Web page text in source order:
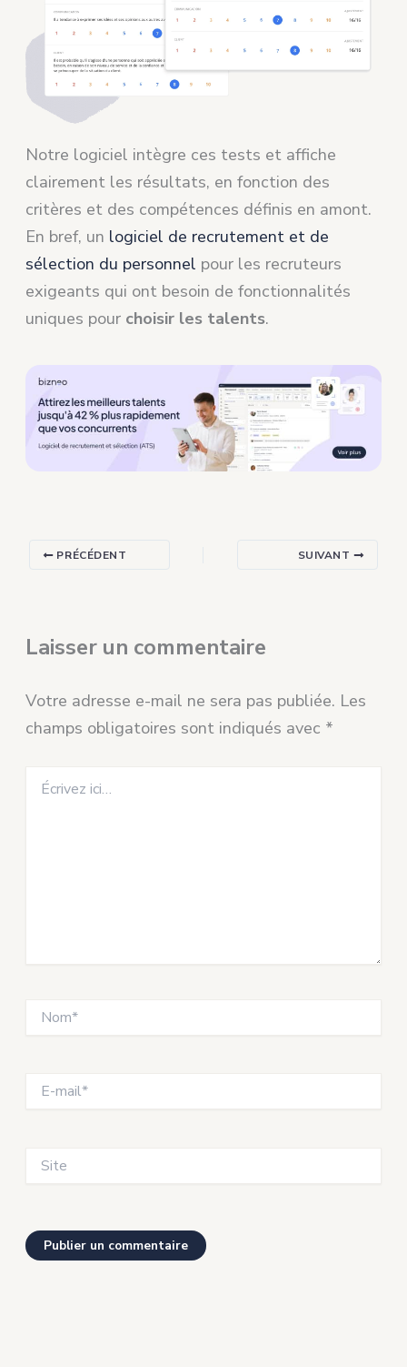
Notre logiciel intègre ces tests et affiche
clairement les résultats, en fonction des
critères et des compétences définis en amont.
En bref, un logiciel de recrutement et de
sélection du personnel pour les recruteurs
exigeants qui ont besoin de fonctionnalités
uniques pour choisir les talents.
PRÉCÉDENT SUIVANT
Laisser un commentaire
Votre adresse e-mail ne sera pas publiée. Les
champs obligatoires sont indiqués avec *
ici…
mail*